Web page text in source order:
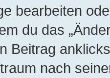
bearbeiten
du das
Beitrag
nach